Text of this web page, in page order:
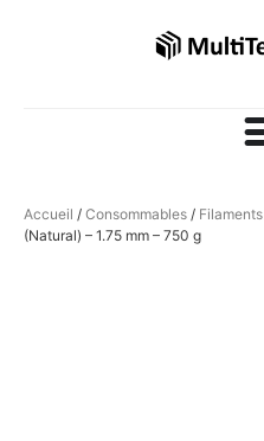
Accueil / Consommables / Filaments
(Natural) – 1.75 mm – 750 g